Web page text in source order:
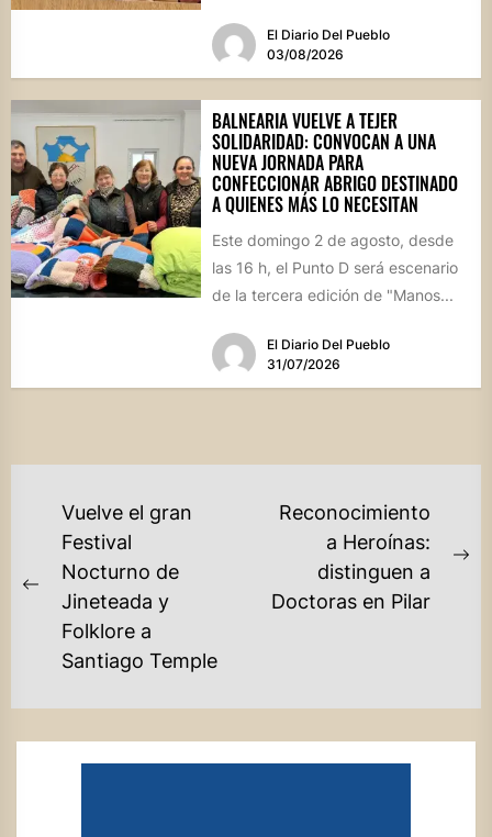
El Diario Del Pueblo
03/08/2026
BALNEARIA VUELVE A TEJER
SOLIDARIDAD: CONVOCAN A UNA
NUEVA JORNADA PARA
CONFECCIONAR ABRIGO DESTINADO
A QUIENES MÁS LO NECESITAN
Este domingo 2 de agosto, desde
las 16 h, el Punto D será escenario
de la tercera edición de "Manos...
El Diario Del Pueblo
31/07/2026
NAVEGACIÓN
ENTRADAS
Previous
post:
Vuelve el gran
Festival
Nocturno de
Jineteada y
Folklore a
Santiago Temple
Reconocimiento
a Heroínas:
distinguen a
Doctoras en Pilar